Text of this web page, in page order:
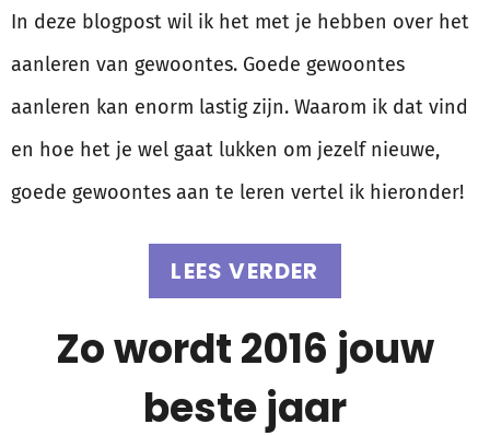
In deze blogpost wil ik het met je hebben over het
aanleren van gewoontes. Goede gewoontes
aanleren kan enorm lastig zijn. Waarom ik dat vind
en hoe het je wel gaat lukken om jezelf nieuwe,
goede gewoontes aan te leren vertel ik hieronder!
LEES VERDER
Zo wordt 2016 jouw
beste jaar